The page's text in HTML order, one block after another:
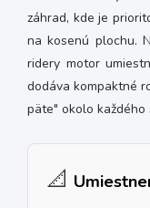
záhrad, kde je
na kosenú plochu.
ridery motor
dodáva kompaktné
päte" okolo každého
📐